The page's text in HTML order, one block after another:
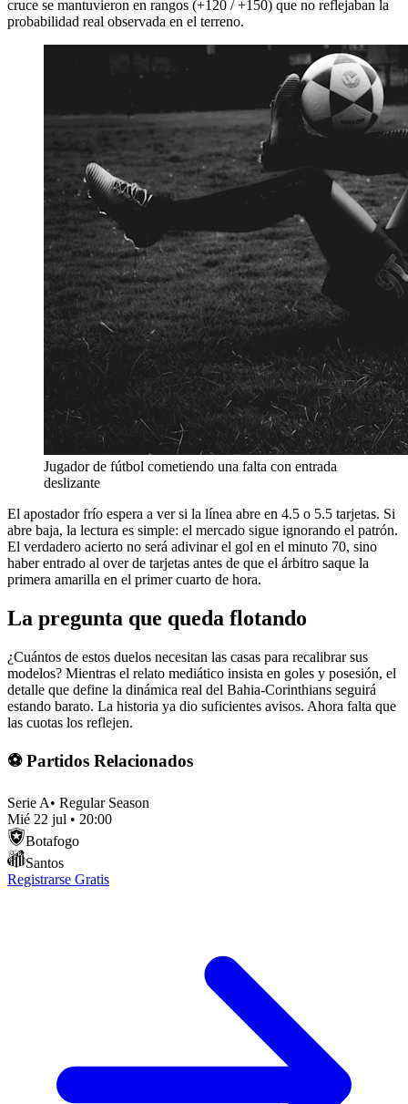
cruce se mantuvieron en rangos (+120 / +150) que no reflejaban la
probabilidad real observada en el terreno.
Jugador de fútbol cometiendo una falta con entrada
deslizante
El apostador frío espera a ver si la línea abre en 4.5 o 5.5 tarjetas. Si
abre baja, la lectura es simple: el mercado sigue ignorando el patrón.
El verdadero acierto no será adivinar el gol en el minuto 70, sino
haber entrado al over de tarjetas antes de que el árbitro saque la
primera amarilla en el primer cuarto de hora.
La pregunta que queda flotando
¿Cuántos de estos duelos necesitan las casas para recalibrar sus
modelos? Mientras el relato mediático insista en goles y posesión, el
detalle que define la dinámica real del Bahia-Corinthians seguirá
estando barato. La historia ya dio suficientes avisos. Ahora falta que
las cuotas los reflejen.
⚽ Partidos Relacionados
Serie A• Regular Season
Mié 22 jul • 20:00
Botafogo
Santos
Registrarse Gratis